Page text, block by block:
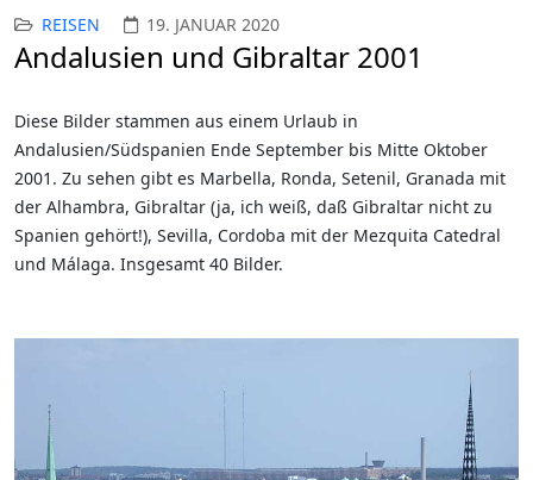
REISEN 19. JANUAR 2020
Andalusien und Gibraltar 2001
Diese Bilder stammen aus einem Urlaub in
Andalusien/Südspanien Ende September bis Mitte Oktober
2001. Zu sehen gibt es Marbella, Ronda, Setenil, Granada mit
der Alhambra, Gibraltar (ja, ich weiß, daß Gibraltar nicht zu
Spanien gehört!), Sevilla, Cordoba mit der Mezquita Catedral
und Málaga. Insgesamt 40 Bilder.